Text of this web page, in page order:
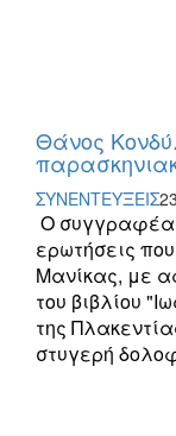
Θάνος
ΣΥΝΕΝΤΕΥΞΕΙΣ
Ο
ερωτήσεις
Μανίκας, με
του βιβλίου
της
στυγερή